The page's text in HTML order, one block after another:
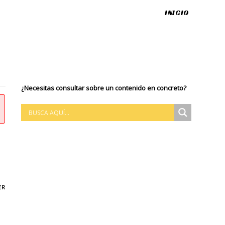
INICIO
¿Necesitas consultar sobre un contenido en concreto?